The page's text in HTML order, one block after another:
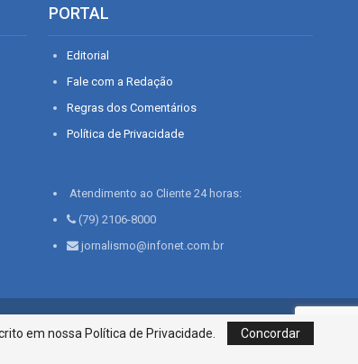
PORTAL
Editorial
Fale com a Redação
Regras dos Comentários
Política de Privacidade
Atendimento ao Cliente 24 horas:
(79) 2106-8000
jornalismo@infonet.com.br
José | Aracaju-SE, CEP 49015-030, Fone: 79.2106.8000 - CI
Centro de Informações LTDA
em nossa Política de Privacidade.
Concordar